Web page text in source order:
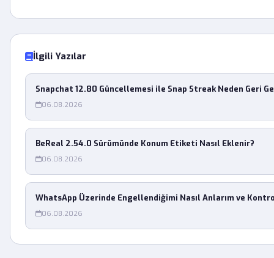
İlgili Yazılar
Snapchat 12.80 Güncellemesi ile Snap Streak Neden Geri
06.08.2026
BeReal 2.54.0 Sürümünde Konum Etiketi Nasıl Eklenir?
06.08.2026
WhatsApp Üzerinde Engellendiğimi Nasıl Anlarım ve
06.08.2026